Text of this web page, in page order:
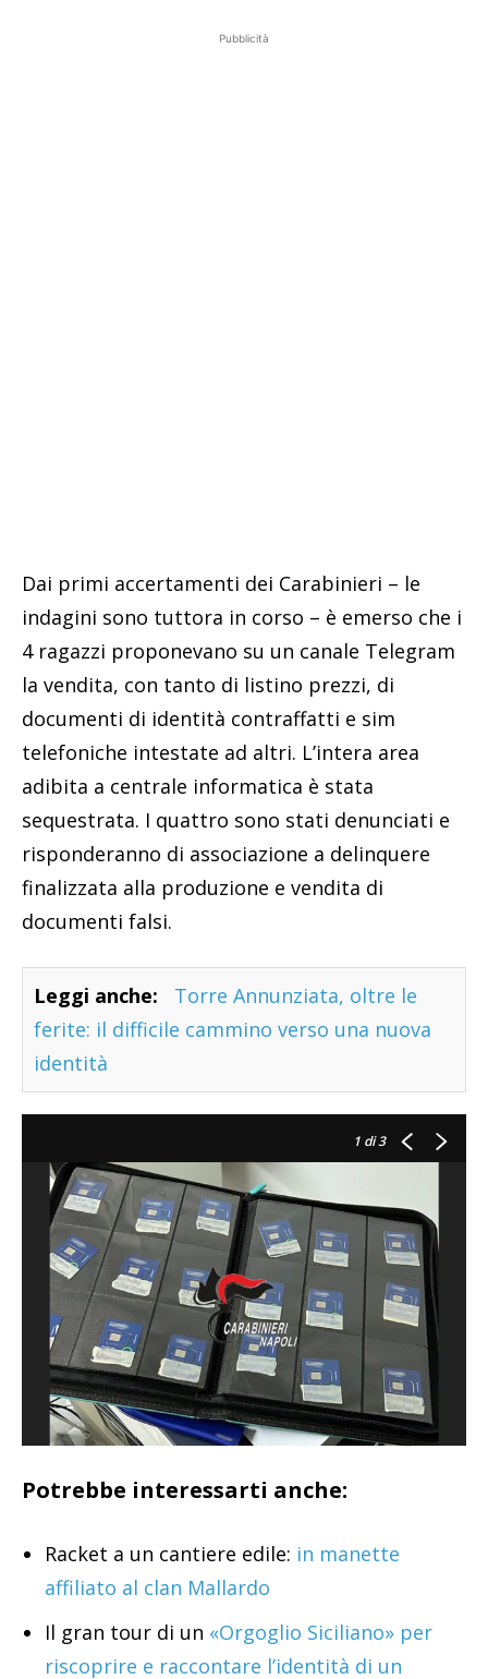
Pubblicità
Dai primi accertamenti dei Carabinieri – le
indagini sono tuttora in corso – è emerso che i
4 ragazzi proponevano su un canale Telegram
la vendita, con tanto di listino prezzi, di
documenti di identità contraffatti e sim
telefoniche intestate ad altri. L’intera area
adibita a centrale informatica è stata
sequestrata. I quattro sono stati denunciati e
risponderanno di associazione a delinquere
finalizzata alla produzione e vendita di
documenti falsi.
Leggi anche:
Torre Annunziata, oltre le
ferite: il difficile cammino verso una nuova
identità
1 di 3
Potrebbe interessarti anche:
Racket a un cantiere edile: in manette
affiliato al clan Mallardo
Il gran tour di un «Orgoglio Siciliano» per
riscoprire e raccontare l’identità di un